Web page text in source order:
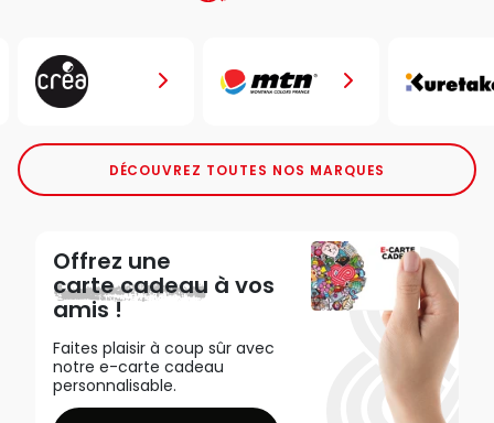
DÉCOUVREZ TOUTES NOS MARQUES
Offrez une
carte cadeau à vos
amis !
Faites plaisir à coup sûr avec
notre e-carte cadeau
personnalisable.